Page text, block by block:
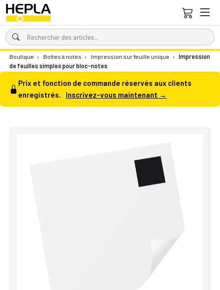
Boutique › Boîtes à notes › Impression sur feuille unique ›
Impression
de feuilles simples pour bloc-notes
Prix et fonction de commande réservés aux clients
enregistrés.
Inscrivez-vous maintenant →